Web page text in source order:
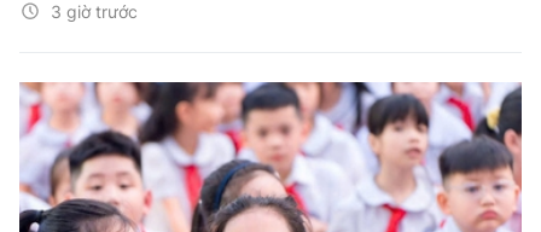
3 giờ trước